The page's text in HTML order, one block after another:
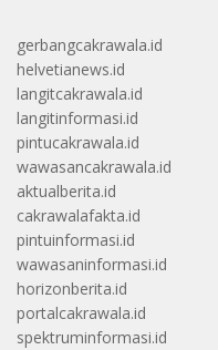
gerbangcakrawala.id
helvetianews.id
langitcakrawala.id
langitinformasi.id
pintucakrawala.id
wawasancakrawala.id
aktualberita.id
cakrawalafakta.id
pintuinformasi.id
wawasaninformasi.id
horizonberita.id
portalcakrawala.id
spektruminformasi.id